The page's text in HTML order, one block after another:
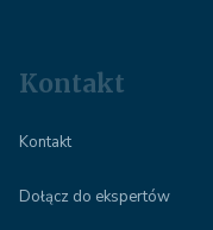
Kontakt
Kontakt
Dołącz do ekspertów